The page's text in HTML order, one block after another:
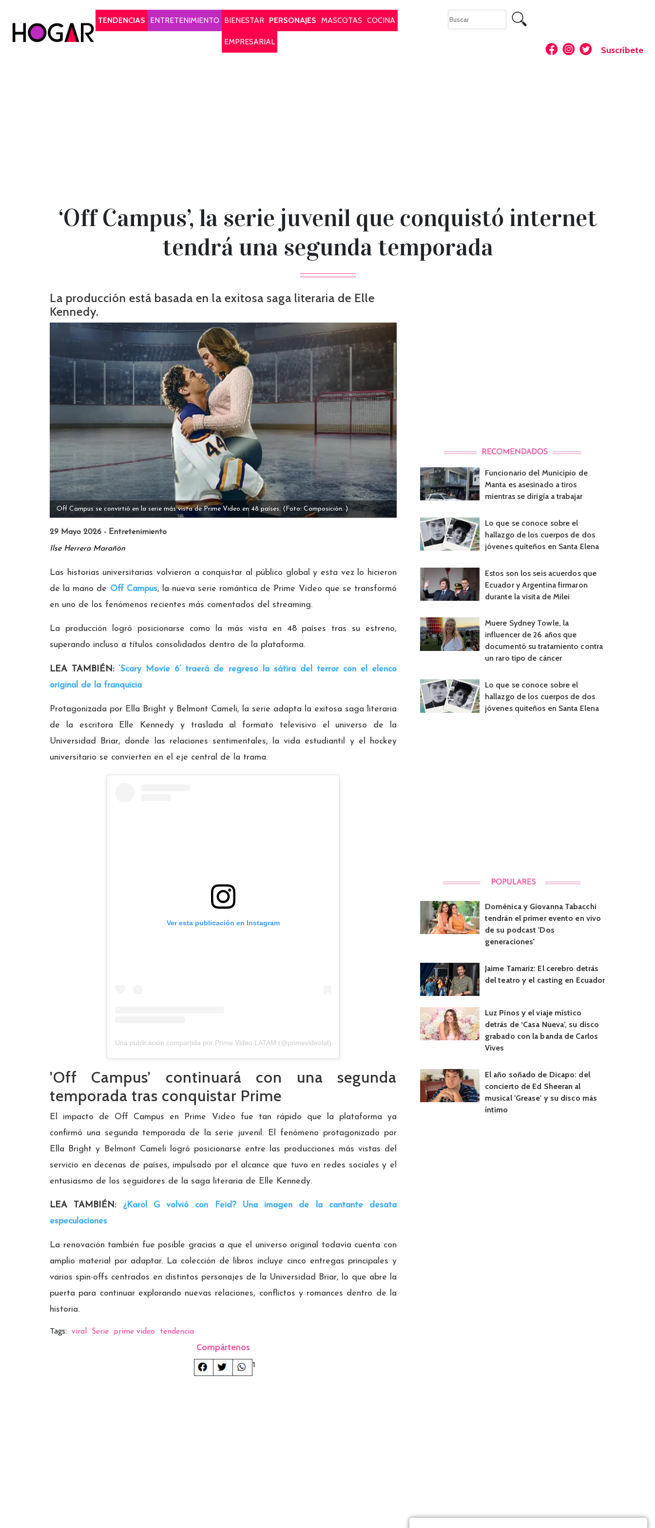
TENDENCIAS
ENTRETENIMIENTO BIENESTAR PERSONAJES MASCOTAS COCINA
EMPRESARIAL
Suscríbete
‘Off Campus’, la serie juvenil que conquistó internet
tendrá una segunda temporada
La producción está basada en la exitosa saga literaria de Elle
Kennedy.
Off Campus se convirtió en la serie más vista de Prime Video en 48 países. (Foto: Composición. )
29 Mayo 2026 - Entretenimiento
Ilse Herrera Marañón
Las historias universitarias volvieron a conquistar al público global y esta vez lo hicieron
de la mano de Off Campus, la nueva serie romántica de Prime Video que se transformó
en uno de los fenómenos recientes más comentados del streaming.
La producción logró posicionarse como la más vista en 48 países tras su estreno,
superando incluso a títulos consolidados dentro de la plataforma.
LEA TAMBIÉN:‘Scary Movie 6’ traerá de regreso la sátira del terror con el elenco
original de la franquicia
Protagonizada por Ella Bright y Belmont Cameli, la serie adapta la exitosa saga literaria
de la escritora Elle Kennedy y traslada al formato televisivo el universo de la
Universidad Briar, donde las relaciones sentimentales, la vida estudiantil y el hockey
universitario se convierten en el eje central de la trama.
Ver esta publicación en Instagram
Una publicación compartida por Prime Video LATAM (@primevideolat)
'Off Campus’ continuará con una segunda
temporada tras conquistar Prime
El impacto de Off Campus en Prime Video fue tan rápido que la plataforma ya
confirmó una segunda temporada de la serie juvenil. El fenómeno protagonizado por
Ella Bright y Belmont Cameli logró posicionarse entre las producciones más vistas del
servicio en decenas de países, impulsado por el alcance que tuvo en redes sociales y el
entusiasmo de los seguidores de la saga literaria de Elle Kennedy.
LEA TAMBIÉN: ¿Karol G volvió con Feid? Una imagen de la cantante desata
especulaciones
La renovación también fue posible gracias a que el universo original todavía cuenta con
amplio material por adaptar. La colección de libros incluye cinco entregas principales y
varios spin-offs centrados en distintos personajes de la Universidad Briar, lo que abre la
puerta para continuar explorando nuevas relaciones, conflictos y romances dentro de la
historia.
Tags: viral Serie prime video tendencia
Compártenos
1
Funcionario del Municipio de
Manta es asesinado a tiros
mientras se dirigía a trabajar
Lo que se conoce sobre el
hallazgo de los cuerpos de dos
jóvenes quiteños en Santa Elena
Estos son los seis acuerdos que
Ecuador y Argentina firmaron
durante la visita de Milei
Muere Sydney Towle, la
influencer de 26 años que
documentó su tratamiento contra
un raro tipo de cáncer
Lo que se conoce sobre el
hallazgo de los cuerpos de dos
jóvenes quiteños en Santa Elena
Doménica y Giovanna Tabacchi
tendrán el primer evento en vivo
de su podcast 'Dos
generaciones'
Jaime Tamariz: El cerebro detrás
del teatro y el casting en Ecuador
Luz Pinos y el viaje místico
detrás de ‘Casa Nueva’, su disco
grabado con la banda de Carlos
Vives
El año soñado de Dicapo: del
concierto de Ed Sheeran al
musical 'Grease' y su disco más
íntimo